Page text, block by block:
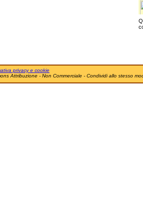
privacy e cookie
Attribuzione - Non Commerciale - Condividi allo stesso